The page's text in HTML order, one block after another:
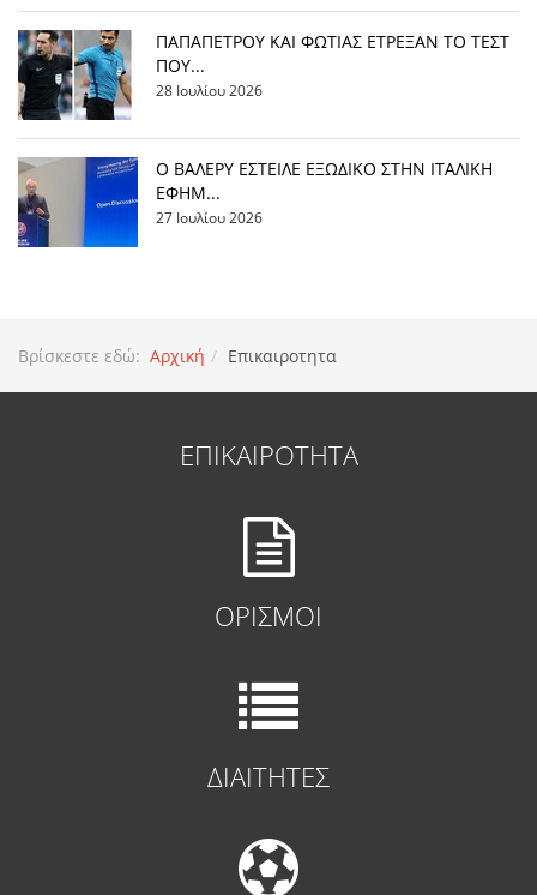
ΠΑΠΑΠΕΤΡΟΥ ΚΑΙ ΦΩΤΙΑΣ ΕΤΡΕΞΑΝ ΤΟ ΤΕΣΤ
ΠΟΥ...
28 Ιουλίου 2026
Ο ΒΑΛΕΡΥ ΕΣΤΕΙΛΕ ΕΞΩΔΙΚΟ ΣΤΗΝ ΙΤΑΛΙΚΗ
ΕΦΗΜ...
27 Ιουλίου 2026
Βρίσκεστε εδώ: Αρχική Επικαιροτητα
ΕΠΙΚΑΙΡΟΤΗΤΑ
ΟΡΙΣΜΟΙ
ΔΙΑΙΤΗΤΕΣ